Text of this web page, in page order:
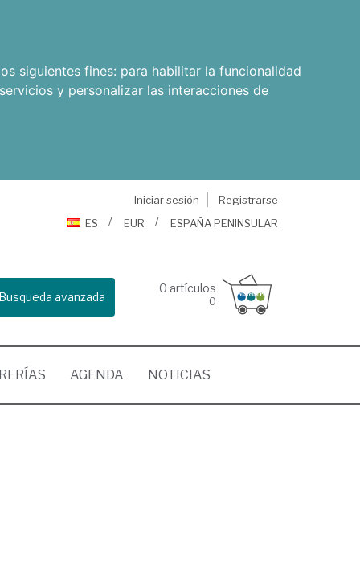
siguientes fines: para habilitar la funcionalidad
y personalizar las interacciones de
Iniciar sesión
Registrarse
ES
EUR ESPAÑA PENINSULAR
avanzada
0 artículos
0
AGENDA NOTICIAS